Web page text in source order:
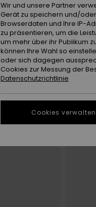
Wir und unsere Partner
Gerät zu speichern und/
Browserdaten und Ihre IP-
zu präsentieren, um die
um mehr über ihr Publikum
können Ihre Wahl so
oder sich dagegen
Cookies zur Messung der
Datenschutzrichtlinie
Cookies verwalten